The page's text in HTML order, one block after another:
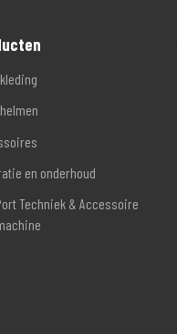
en onderhoud
Techniek & Accessoire